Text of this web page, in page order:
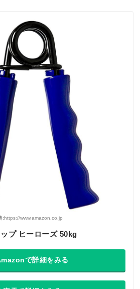
:https://www.amazon.co.jp
プ ヒーローズ 50kg
で詳細をみる